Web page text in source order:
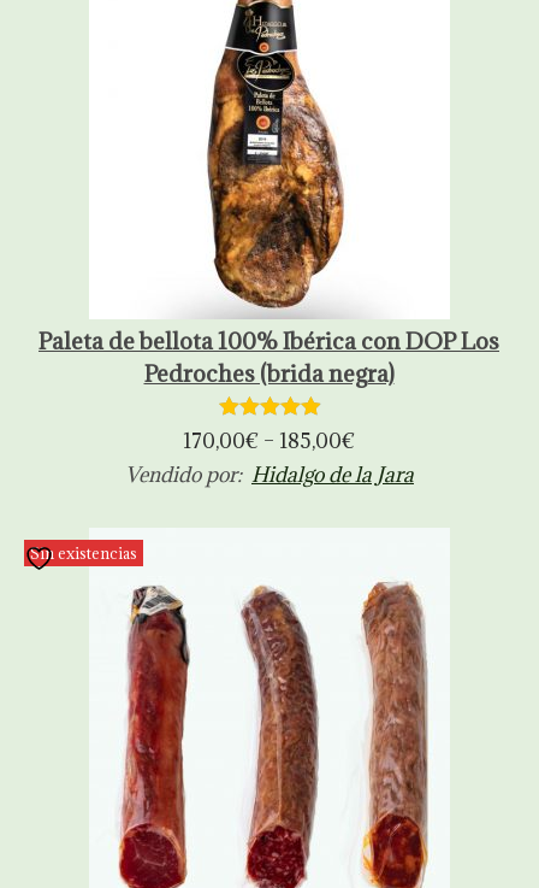
Paleta de bellota 100% Ibérica con DOP Los
Pedroches (brida negra)
170,00€ – 185,00€
Vendido por: Hidalgo de la Jara
Sin existencias